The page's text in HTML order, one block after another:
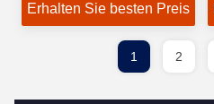
Erhalten Sie besten Preis
1 2